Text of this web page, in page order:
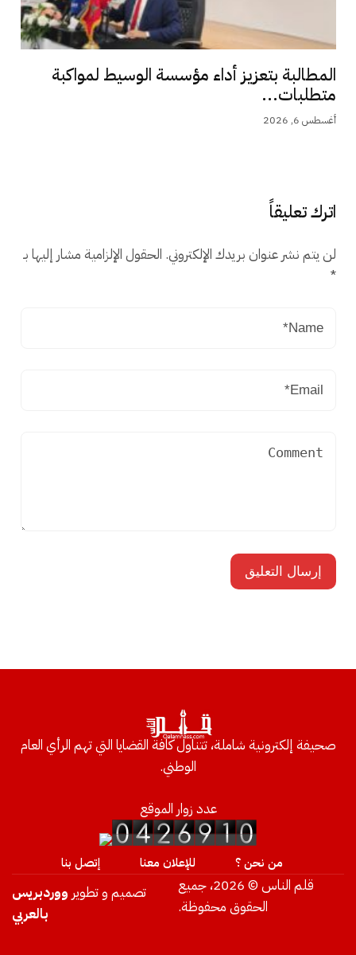
المطالبة بتعزيز أداء مؤسسة الوسيط لمواكبة
متطلبات...
أغسطس 6, 2026
اترك تعليقاً
لن يتم نشر عنوان بريدك الإلكتروني. الحقول الإلزامية مشار إليها بـ
*
صحيفة إلكترونية شاملة، تتناول كافة القضايا التي تهم الرأي العام
الوطني.
عدد زوار الموقع
من نحن ؟ للإعلان معنا إتصل بنا
قلم الناس © 2026، جميع
الحقوق محفوظة.
تصميم و تطوير ووردبريس
بالعربي